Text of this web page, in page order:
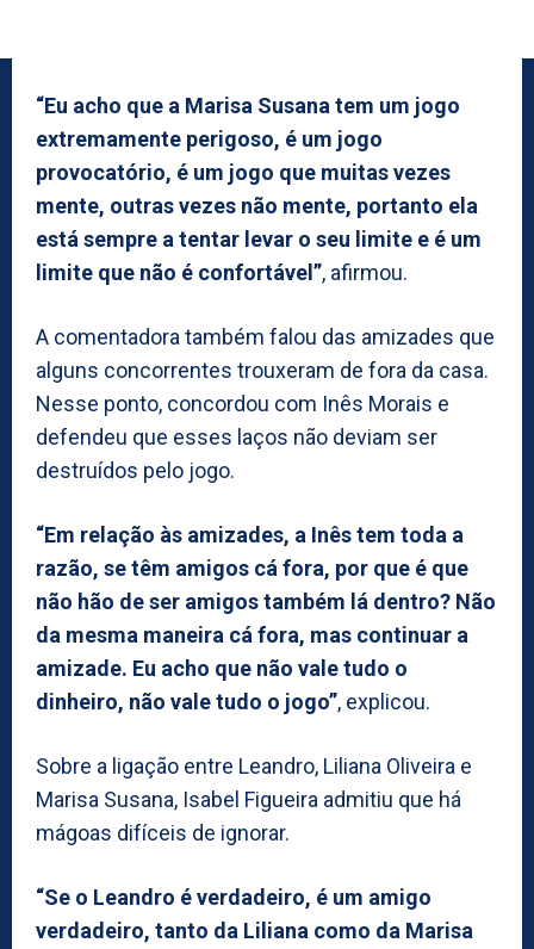
“Eu acho que a Marisa Susana tem um jogo
extremamente perigoso, é um jogo
provocatório, é um jogo que muitas vezes
mente, outras vezes não mente, portanto ela
está sempre a tentar levar o seu limite e é um
limite que não é confortável”, afirmou.
A comentadora também falou das amizades que
alguns concorrentes trouxeram de fora da casa.
Nesse ponto, concordou com Inês Morais e
defendeu que esses laços não deviam ser
destruídos pelo jogo.
“Em relação às amizades, a Inês tem toda a
razão, se têm amigos cá fora, por que é que
não hão de ser amigos também lá dentro? Não
da mesma maneira cá fora, mas continuar a
amizade. Eu acho que não vale tudo o
dinheiro, não vale tudo o jogo”, explicou.
Sobre a ligação entre Leandro, Liliana Oliveira e
Marisa Susana, Isabel Figueira admitiu que há
mágoas difíceis de ignorar.
“Se o Leandro é verdadeiro, é um amigo
verdadeiro, tanto da Liliana como da Marisa